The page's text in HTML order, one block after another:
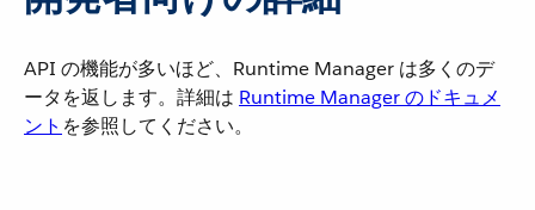
API の機能が多いほど、Runtime Manager は多くのデ
ータを返します。詳細は ​ Runtime Manager のドキュメ
ント ​を参照してください。